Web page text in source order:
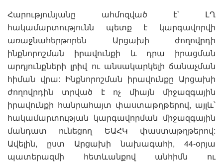
Հարությունյանը ահմոզված է՝ ԼՂ
հակամարտությունն պետք է կարգավորվի
առաջնահերթորեն Արցախի ժողովրդի
ինքնորոշման իրավունքի և դրա իրացման
արդյունքների լրիվ ու անսակարկելի ճանաչման
հիման վրա: Ինքնորոշման իրավունքը Արցախի
ժողովրդին տրված է ոչ միայն միջազգային
իրավունքի հանրահայտ փաստաթղթերով, այլև՝
հակամարտության կարգավորման միջազգային
մանդատ ունեցող ԵԱՀԿ փաստաթղթերով:
Ավելին, ըստ Արցախի նախագահի, 44-օրյա
պատերազմի հետևանքով անհիմն ու